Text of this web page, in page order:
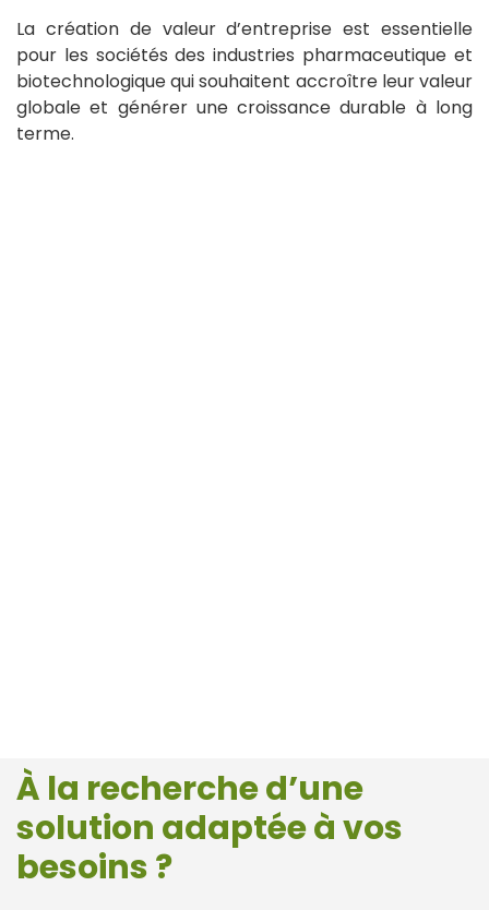
La création de valeur d’entreprise est essentielle
pour les sociétés des industries pharmaceutique et
biotechnologique qui souhaitent accroître leur valeur
globale et générer une croissance durable à long
terme.
À la recherche d’une
solution adaptée à vos
besoins ?